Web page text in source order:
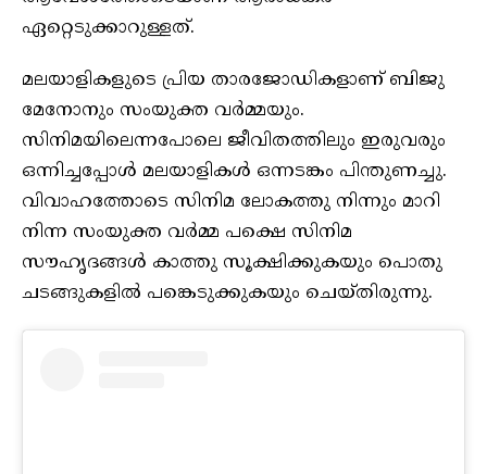
ഏറ്റെടുക്കാറുള്ളത്.
മലയാളികളുടെ പ്രിയ താരജോഡികളാണ് ബിജു
മേനോനും സംയുക്ത വർമ്മയും.
സിനിമയിലെന്നപോലെ ജീവിതത്തിലും ഇരുവരും
ഒന്നിച്ചപ്പോൾ മലയാളികൾ ഒന്നടങ്കം പിന്തുണച്ചു.
വിവാഹത്തോടെ സിനിമ ലോകത്തു നിന്നും മാറി
നിന്ന സംയുക്ത വർമ്മ പക്ഷെ സിനിമ
സൗഹൃദങ്ങൾ കാത്തു സൂക്ഷിക്കുകയും പൊതു
ചടങ്ങുകളിൽ പങ്കെടുക്കുകയും ചെയ്തിരുന്നു.